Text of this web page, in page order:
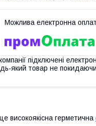
підключені
який товар не
високоякісна герметична